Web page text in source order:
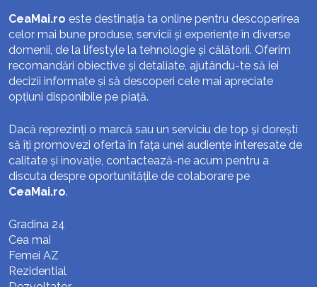
CeaMai.ro este destinația ta online pentru descoperirea
celor mai bune produse, servicii și experiențe în diverse
domenii, de la lifestyle la tehnologie și călătorii. Oferim
recomandări obiective și detaliate, ajutându-te să iei
decizii informate și să descoperi cele mai apreciate
opțiuni disponibile pe piață.
Dacă reprezinți o marcă sau un serviciu de top și dorești
să îți promovezi oferta în fața unei audiențe interesate de
calitate și inovație, contactează-ne acum pentru a
discuta despre oportunitățile de colaborare pe
CeaMai.ro.
Gradina 24
Cea mai
Femei AZ
Rezidential